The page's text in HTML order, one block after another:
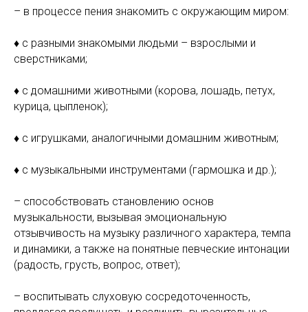
– в процессе пения знакомить с окружающим миром:
♦ с разными знакомыми людьми – взрослыми и
сверстниками;
♦ с домашними животными (корова, лошадь, петух,
курица, цыпленок);
♦ с игрушками, аналогичными домашним животным;
♦ с музыкальными инструментами (гармошка и др.);
– способствовать становлению основ
музыкальности, вызывая эмоциональную
отзывчивость на музыку различного характера, темпа
и динамики, а также на понятные певческие интонации
(радость, грусть, вопрос, ответ);
– воспитывать слуховую сосредоточенность,